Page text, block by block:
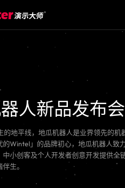
人新品发布会
的地平线，地瓜机器人是业界领先的
的Wintel」的品牌初心，地瓜机器人致
中小创客及个人开发者创意开发提供全
生。